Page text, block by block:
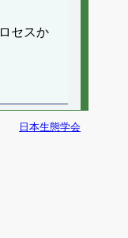
セスか
日本生態学会